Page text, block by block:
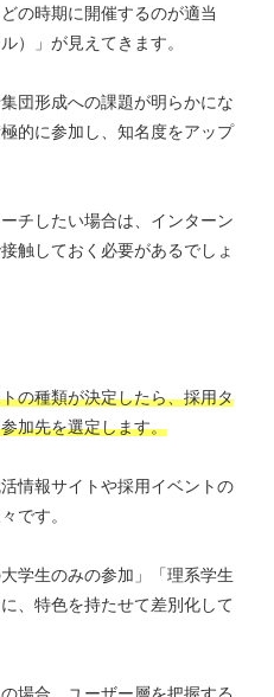
の時期に開催するのが適当
）」が見えてきます。
団形成への課題が明らかにな
的に参加し、知名度をアップ
チしたい場合は、インターン
触しておく必要があるでしょ
の種類が決定したら、採用タ
加先を選定します。
情報サイトや採用イベントの
です。
学生のみの参加」「理系学生
、特色を持たせて差別化して